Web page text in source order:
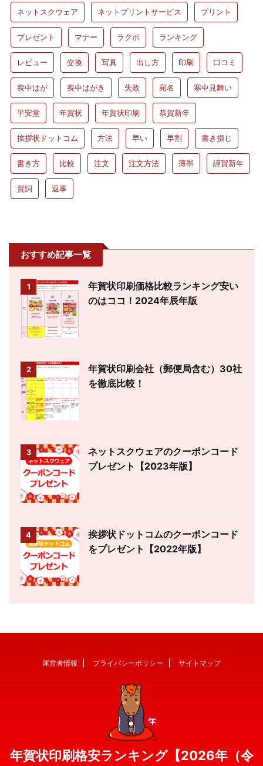
ネットスクウェア ネットプリントサービス プリント
プレゼント マナー ラクポ ランキング
レビュー 交換 写真 出し方 印刷 口コミ
喪中はが 喪中はがき 失敗 宛名 寒中見舞い
平安堂 年賀状 年賀状印刷 恭賀新年
挨拶状ドットコム 方法 早い 早割 書き損じ
書き方 比較 注文 注文方法 薄墨 謹賀新年
賀詞 返事
おすすめ記事一覧
1
年賀状印刷価格比較ランキング安い
のはココ！2024年辰年版
2
年賀状印刷会社（郵便局含む）30社
を徹底比較！
3
ネットスクウェアのクーポンコード
プレゼント【2023年版】
4
挨拶状ドットコムのクーポンコード
をプレゼント【2022年版】
運営者情報 プライバシーポリシー サイトマップ
年賀状印刷格安ランキング【2026年（令